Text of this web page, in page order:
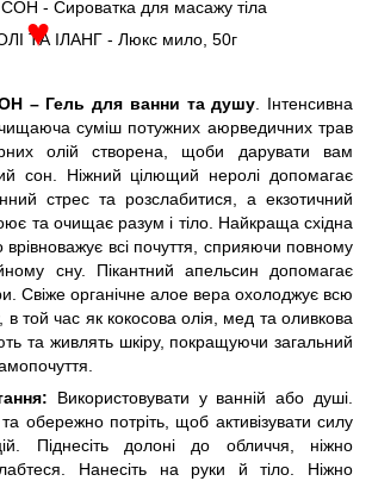
- Сироватка для масажу тіла
ТА ІЛАНГ - Люкс мило, 50г
– Гель для ванни та душу . Інтенсивна
суміш потужних аюрведичних трав
олій створена, щоби дарувати вам
сон. Ніжний цілющий неролі допомагає
стрес та розслабитися, а екзотичний
та очищає разум і тіло. Найкраща східна
врівноважує всі почуття, сприяючи повному
сну. Пікантний апельсин допомагає
Свіже органічне алое вера охолоджує всю
в той час як кокосова олія, мед та оливкова
та живлять шкіру, покращуючи загальний
Використовувати у ванній або душі.
обережно потріть, щоб активізувати силу
Піднесіть долоні до обличчя, ніжно
Нанесіть на руки й тіло. Ніжно